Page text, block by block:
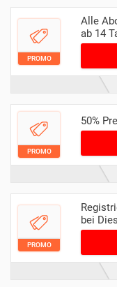
PROMO
Alle
ab 14
PROMO
50%
PROMO
bei